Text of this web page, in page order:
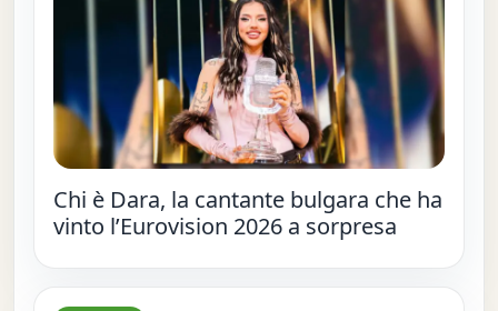
Chi è Dara, la cantante bulgara che ha
vinto l’Eurovision 2026 a sorpresa